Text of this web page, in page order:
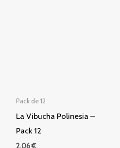
Pack de 12
La Vibucha Polinesia –
Pack 12